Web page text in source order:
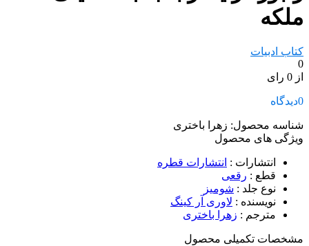
ملکه
کتاب ادبیات
0
از 0 رای
0دیدگاه
شناسه محصول: زهرا باختری
ویژگی های محصول
انتشارات : انتشارات قطره
قطع : رقعی
نوع جلد : شومیز
نویسنده : لاوری آر کینگ
مترجم : زهرا باختری
مشخصات تکمیلی محصول